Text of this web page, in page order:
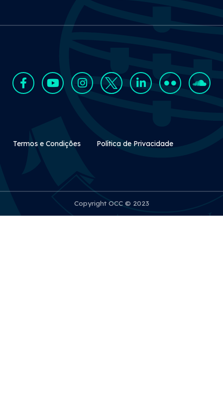
Rodapé Secundário
Termos e Condições Política de Privacidade
Copyright OCC © 2023